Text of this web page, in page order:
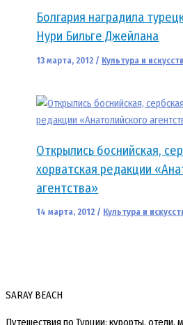
Болгария наградила
Нури Бильге Джейлана
13 марта, 2012 / Культура и
Открылись боснийская,
хорватская редакции
агентства»
14 марта, 2012 / Культура и
SARAY BEACH
Путешествия по Турции: курорты, отели,